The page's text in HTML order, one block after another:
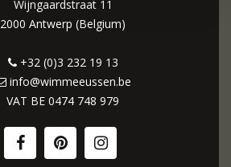
Wijngaardstraat 11
2000 Antwerp (Belgium)
+32 (0)3 232 19 13
info@wimmeeussen.be
VAT BE 0474 748 979